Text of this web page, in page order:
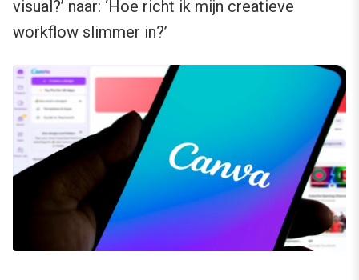
visual?’ naar: ‘Hoe richt ik mijn creatieve
workflow slimmer in?’